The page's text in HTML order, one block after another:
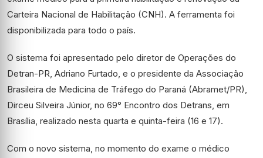
Carteira Nacional de Habilitação (CNH). A ferramenta foi
disponibilizada para todo o país.
O sistema foi apresentado pelo diretor de Operações do
Detran-PR, Adriano Furtado, e o presidente da Associação
Brasileira de Medicina de Tráfego do Paraná (Abramet/PR),
Dirceu Silveira Júnior, no 69° Encontro dos Detrans, em
Brasília, realizado nesta quarta e quinta-feira (16 e 17).
Com o novo sistema, no momento do exame o médico